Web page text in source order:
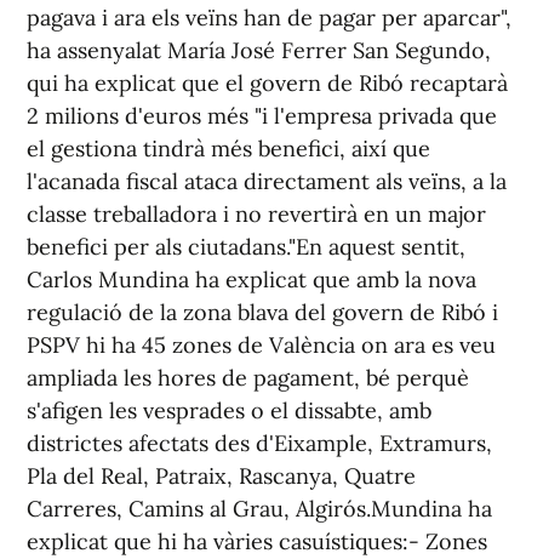
pagava i ara els veïns han de pagar per aparcar",
ha assenyalat María José Ferrer San Segundo,
qui ha explicat que el govern de Ribó recaptarà
2 milions d'euros més "i l'empresa privada que
el gestiona tindrà més benefici, així que
l'acanada fiscal ataca directament als veïns, a la
classe treballadora i no revertirà en un major
benefici per als ciutadans."En aquest sentit,
Carlos Mundina ha explicat que amb la nova
regulació de la zona blava del govern de Ribó i
PSPV hi ha 45 zones de València on ara es veu
ampliada les hores de pagament, bé perquè
s'afigen les vesprades o el dissabte, amb
districtes afectats des d'Eixample, Extramurs,
Pla del Real, Patraix, Rascanya, Quatre
Carreres, Camins al Grau, Algirós.Mundina ha
explicat que hi ha vàries casuístiques:- Zones